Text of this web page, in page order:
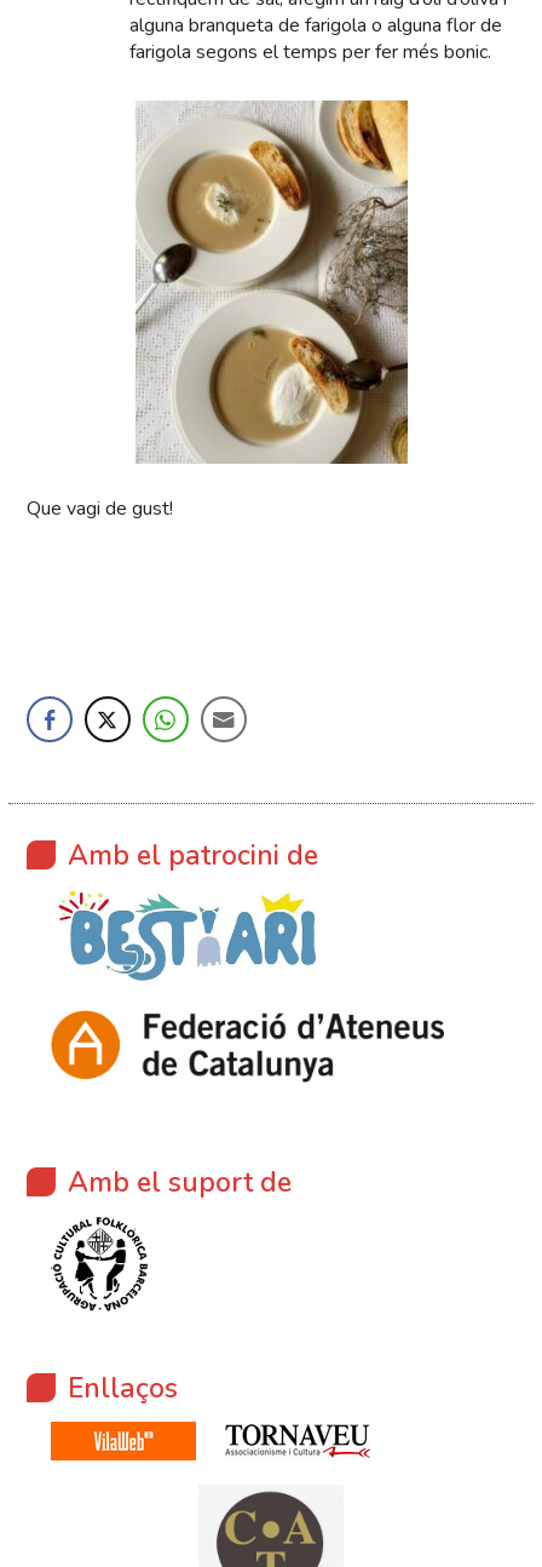
alguna branqueta de farigola o alguna flor de
farigola segons el temps per fer més bonic.
Que vagi de gust!
Amb el patrocini de
Amb el suport de
Enllaços